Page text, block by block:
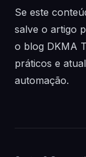
Se este
salve o artigo
o blog DKMA
práticos e
automação.